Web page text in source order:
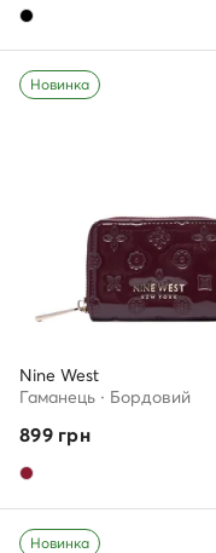
Новинка
Nine West
Гаманець · Бордовий
899грн
Новинка